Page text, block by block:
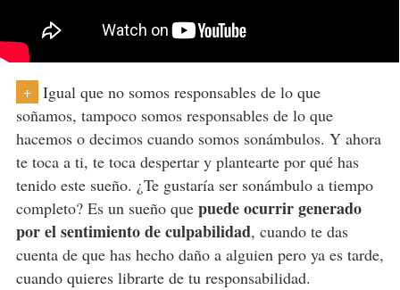
+
Igual que no somos responsables de lo que
soñamos, tampoco somos responsables de lo que
hacemos o decimos cuando somos sonámbulos. Y ahora
te toca a ti, te toca despertar y plantearte por qué has
tenido este sueño. ¿Te gustaría ser sonámbulo a tiempo
completo? Es un sueño quepuede ocurrir generado
por el sentimiento de culpabilidad, cuando te das
cuenta de que has hecho daño a alguien pero ya es tarde,
cuando quieres librarte de tu responsabilidad.